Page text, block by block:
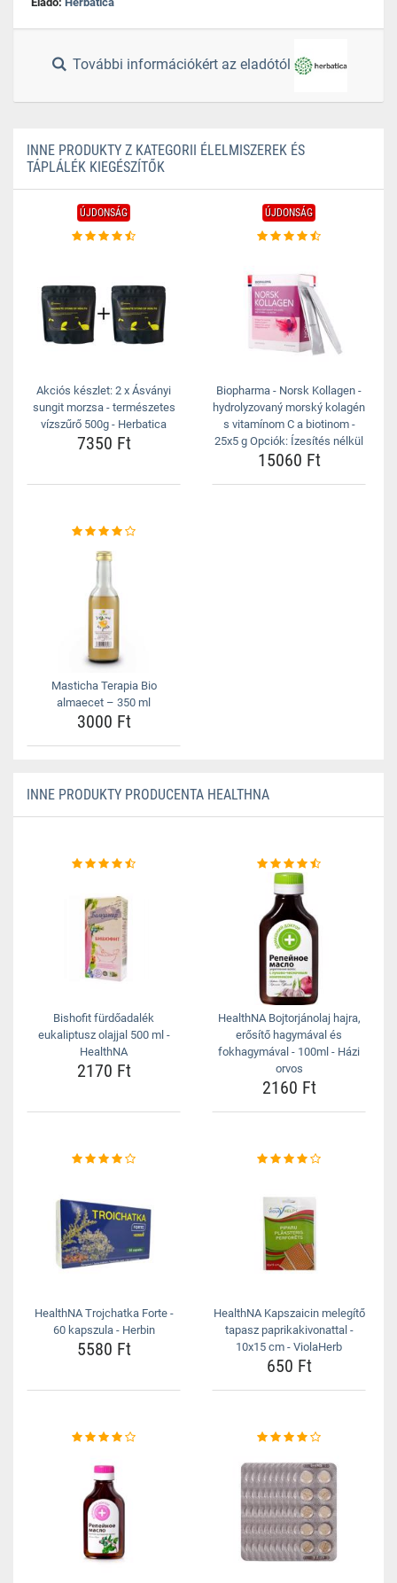
További információkért az eladótól
INNE PRODUKTY Z KATEGORII ÉLELMISZEREK ÉS
TÁPLÁLÉK KIEGÉSZÍTŐK
ÚJDONSÁG
Akciós készlet: 2 x Ásványi
sungit morzsa - természetes
vízszűrő 500g - Herbatica
7350 Ft
ÚJDONSÁG
Biopharma - Norsk Kollagen -
hydrolyzovaný morský kolagén
s vitamínom C a biotinom -
25x5 g Opciók: Ízesítés nélkül
15060 Ft
Masticha Terapia Bio
almaecet – 350 ml
3000 Ft
INNE PRODUKTY PRODUCENTA HEALTHNA
Bishofit fürdőadalék
eukaliptusz olajjal 500 ml -
HealthNA
2170 Ft
HealthNA Bojtorjánolaj hajra,
erősítő hagymával és
fokhagymával - 100ml - Házi
orvos
2160 Ft
HealthNA Trojchatka Forte -
60 kapszula - Herbin
5580 Ft
HealthNA Kapszaicin melegítő
tapasz paprikakivonattal -
10x15 cm - ViolaHerb
650 Ft